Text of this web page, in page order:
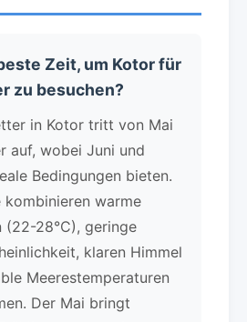
Zeit, um Kotor für
zu besuchen?
in Kotor tritt von Mai
auf, wobei Juni und
Bedingungen bieten.
kombinieren warme
(22-28°C), geringe
klaren Himmel
Meerestemperaturen
Der Mai bringt